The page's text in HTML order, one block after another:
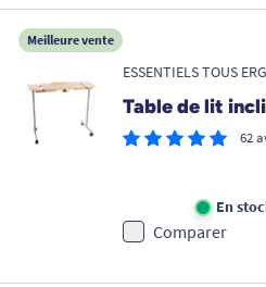
Meilleure vente
ESSENTIELS TOUS
Table de lit
62
En
Comparer